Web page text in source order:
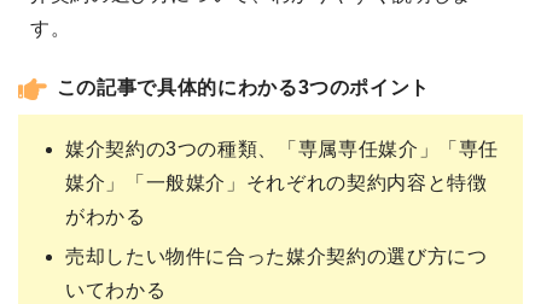
す。
この記事で具体的にわかる3つのポイント
媒介契約の3つの種類、「専属専任媒介」「専任
媒介」「一般媒介」それぞれの契約内容と特徴
がわかる
売却したい物件に合った媒介契約の選び方につ
いてわかる